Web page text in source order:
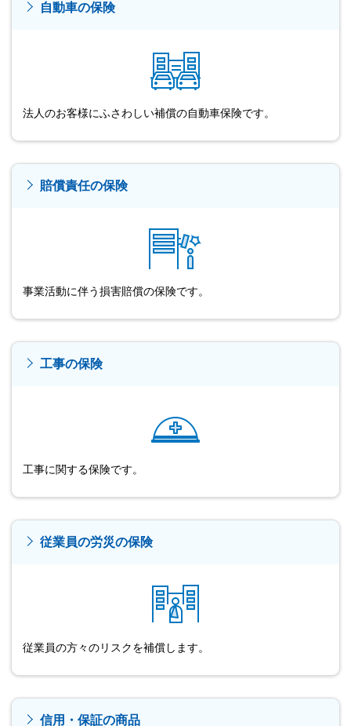
自動車の保険
法人のお客様にふさわしい補償の自動車保険です。
賠償責任の保険
事業活動に伴う損害賠償の保険です。
工事の保険
工事に関する保険です。
従業員の労災の保険
従業員の方々のリスクを補償します。
信用・保証の商品